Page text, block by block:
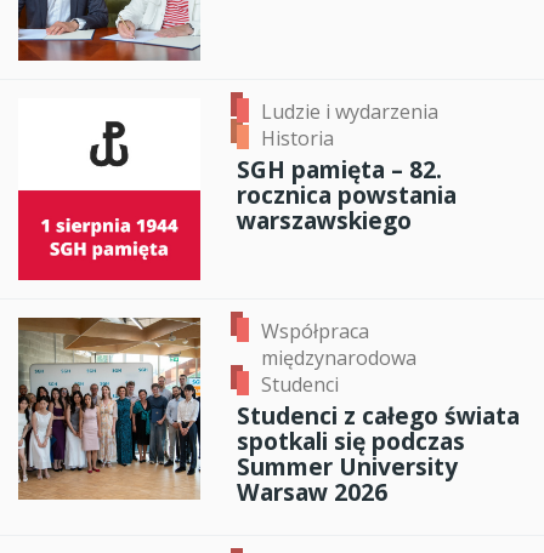
Ludzie i wydarzenia
Historia
SGH pamięta – 82.
rocznica powstania
warszawskiego
Współpraca
międzynarodowa
Studenci
Studenci z całego świata
spotkali się podczas
Summer University
Warsaw 2026